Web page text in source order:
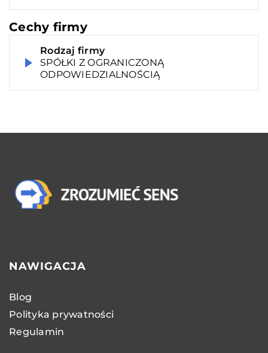
Cechy firmy
Rodzaj firmy
SPÓŁKI Z OGRANICZONĄ
ODPOWIEDZIALNOŚCIĄ
NAWIGACJA
Blog
Polityka prywatności
Regulamin